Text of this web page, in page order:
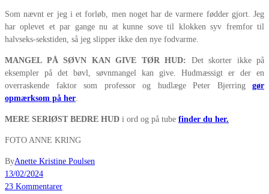
Som nævnt er jeg i et forløb, men noget har de varmere fødder gjort. Jeg
har oplevet et par gange nu at kunne sove til klokken syv fremfor til
halvseks-sekstiden, så jeg slipper ikke den nye fodvarme.
MANGEL PÅ SØVN KAN GIVE TØR HUD: Det skorter ikke på
eksempler på det bøvl, søvnmangel kan give. Hudmæssigt er der en
overraskende faktor som professor og hudlæge Peter Bjerring gør
opmærksom på her.
MERE SERIØST BEDRE HUD i ord og på tube finder du her.
FOTO ANNE KRING
ByAnette Kristine Poulsen
13/02/2024
23 Kommentarer